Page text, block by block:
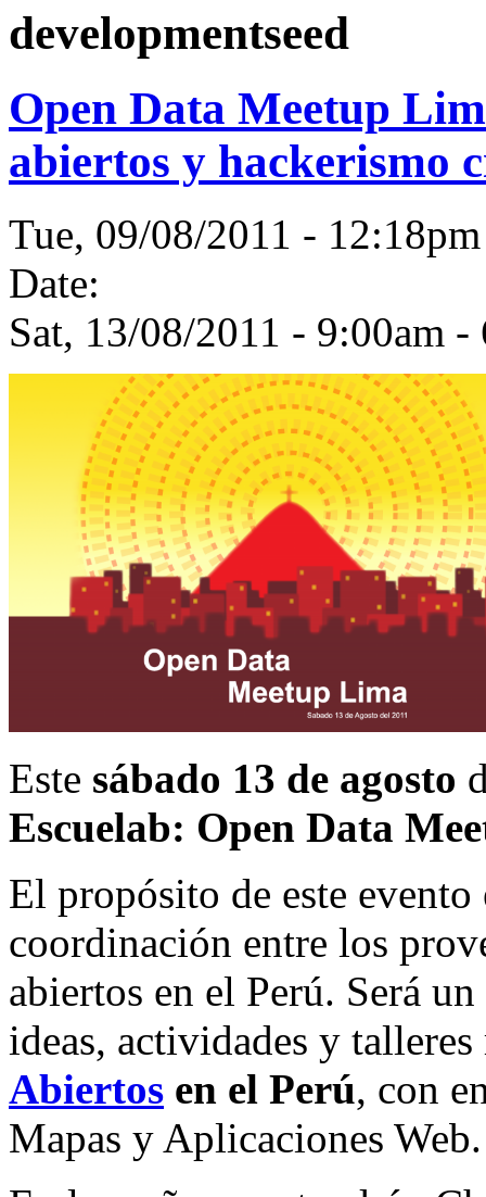
developmentseed
Open Data Meetup
abiertos y hackerismo
Tue, 09/08/2011 -
Date:
Sat, 13/08/2011 - 9:00am -
Este sábado 13 de agosto
Escuelab: Open Data
El propósito de este
coordinación entre los
abiertos en el Perú. Será
ideas, actividades y
Abiertos en el Perú, con
Mapas y Aplicaciones Web.